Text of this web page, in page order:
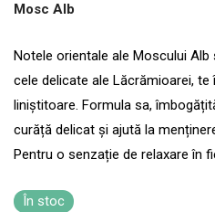
Mosc Alb
Notele orientale ale Moscului Alb
cele delicate ale Lăcrămioarei,
liniștitoare. Formula sa,
curăță delicat și ajută la
Pentru o senzație de relaxare în
În stoc